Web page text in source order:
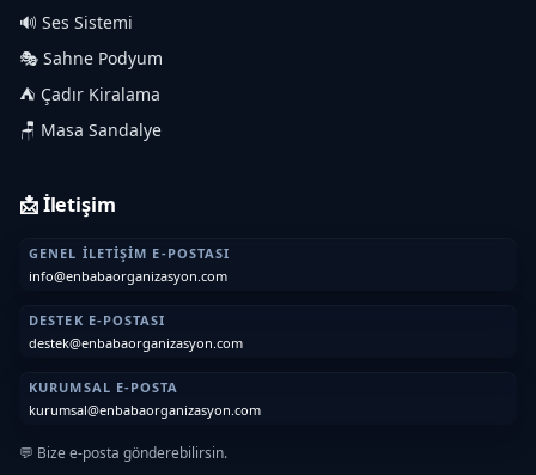
🔊 Ses Sistemi
🎭 Sahne Podyum
⛺ Çadır Kiralama
🪑 Masa Sandalye
📩 İletişim
GENEL İLETIŞIM E-POSTASI
info@enbabaorganizasyon.com
DESTEK E-POSTASI
destek@enbabaorganizasyon.com
KURUMSAL E-POSTA
kurumsal@enbabaorganizasyon.com
💬 Bize e-posta gönderebilirsin.